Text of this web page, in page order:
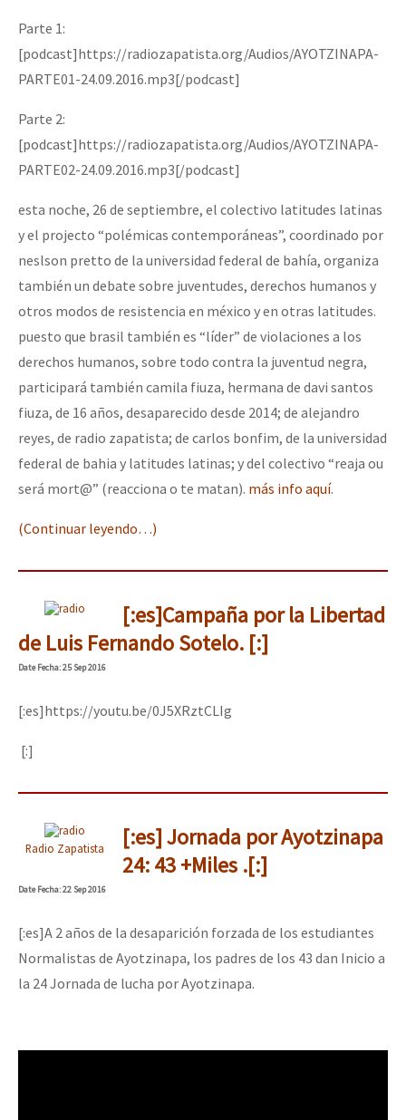
Parte 1:
[podcast]https://radiozapatista.org/Audios/AYOTZINAPA-
PARTE01-24.09.2016.mp3[/podcast]
Parte 2:
[podcast]https://radiozapatista.org/Audios/AYOTZINAPA-
PARTE02-24.09.2016.mp3[/podcast]
esta noche, 26 de septiembre, el colectivo latitudes latinas
y el projecto “polémicas contemporáneas”, coordinado por
neslson pretto de la universidad federal de bahía, organiza
también un debate sobre juventudes, derechos humanos y
otros modos de resistencia en méxico y en otras latitudes.
puesto que brasil también es “líder” de violaciones a los
derechos humanos, sobre todo contra la juventud negra,
participará también camila fiuza, hermana de davi santos
fiuza, de 16 años, desaparecido desde 2014; de alejandro
reyes, de radio zapatista; de carlos bonfim, de la universidad
federal de bahia y latitudes latinas; y del colectivo “reaja ou
será mort@” (reacciona o te matan). más info aquí.
(Continuar leyendo…)
[:es]Campaña por la Libertad
de Luis Fernando Sotelo. [:]
DateFecha: 25 Sep 2016
[:es]https://youtu.be/0J5XRztCLIg
[:]
Radio Zapatista
[:es] Jornada por Ayotzinapa
24: 43 +Miles .[:]
DateFecha: 22 Sep 2016
[:es]A 2 años de la desaparición forzada de los estudiantes
Normalistas de Ayotzinapa, los padres de los 43 dan Inicio a
la 24 Jornada de lucha por Ayotzinapa.